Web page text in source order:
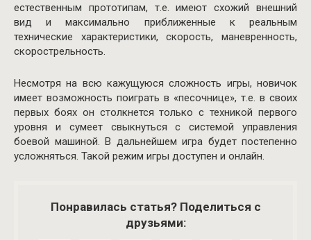
естественным прототипам, т.е. имеют схожий внешний
вид и максимально приближенные к реальным
технические характеристики, скорость, маневренность,
скорострельность.
Несмотря на всю кажущуюся сложность игры, новичок
имеет возможность поиграть в «песочнице», т.е. в своих
первых боях он столкнется только с техникой первого
уровня и сумеет свыкнуться с системой управления
боевой машиной. В дальнейшем игра будет постепенно
усложняться. Такой режим игры доступен и онлайн.
Понравилась статья? Поделиться с
друзьями: